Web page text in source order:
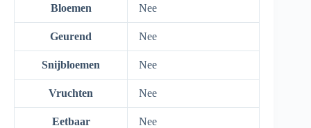
Bloemen Nee
Geurend Nee
Snijbloemen Nee
Vruchten Nee
Eetbaar Nee